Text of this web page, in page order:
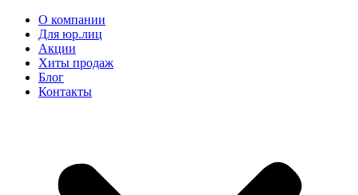
О компании
Для юр.лиц
Акции
Хиты продаж
Блог
Контакты